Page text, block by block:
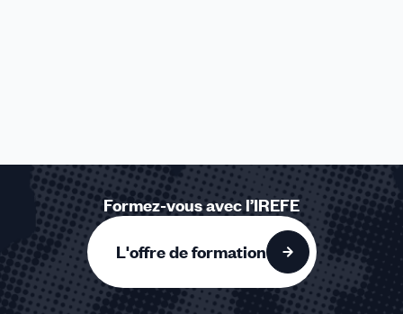
Formez-vous avec l’IREFE
L'offre de formation